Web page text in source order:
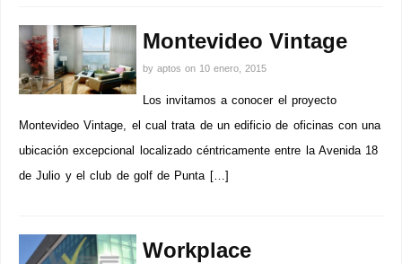
Montevideo Vintage
by aptos on 10 enero, 2015
Los invitamos a conocer el proyecto
Montevideo Vintage, el cual trata de un edificio de oficinas con una
ubicación excepcional localizado céntricamente entre la Avenida 18
de Julio y el club de golf de Punta […]
Workplace